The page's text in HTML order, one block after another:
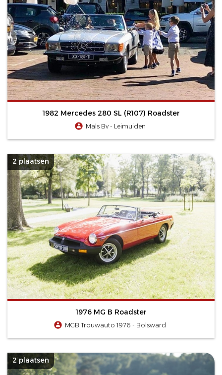
1982 Mercedes 280 SL (R107) Roadster
Mals Bv - Leimuiden
2 plaatsen
1976 MG B Roadster
MGB Trouwauto 1976 - Bolsward
2 plaatsen